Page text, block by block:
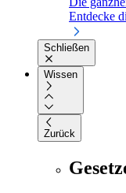
Entdecke
Schließen
Wissen
Zurück